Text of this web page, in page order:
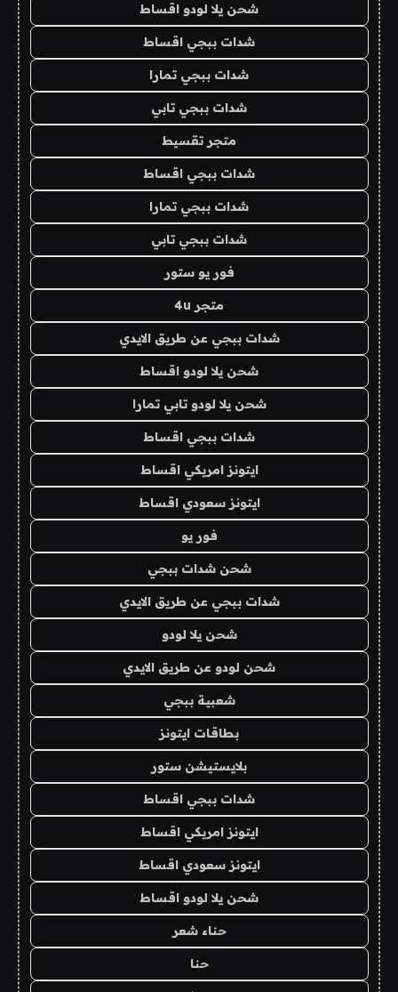
شحن يلا لودو اقساط
شدات ببجي اقساط
شدات ببجي تمارا
شدات ببجي تابي
متجر تقسيط
شدات ببجي اقساط
شدات ببجي تمارا
شدات ببجي تابي
فور يو ستور
متجر 4u
شدات ببجي عن طريق الايدي
شحن يلا لودو اقساط
شحن يلا لودو تابي تمارا
شدات ببجي اقساط
ايتونز امريكي اقساط
ايتونز سعودي اقساط
فور يو
شحن شدات ببجي
شدات ببجي عن طريق الايدي
شحن يلا لودو
شحن لودو عن طريق الايدي
شعبية ببجي
بطاقات ايتونز
بلايستيشن ستور
شدات ببجي اقساط
ايتونز امريكي اقساط
ايتونز سعودي اقساط
شحن يلا لودو اقساط
حناء شعر
حنا